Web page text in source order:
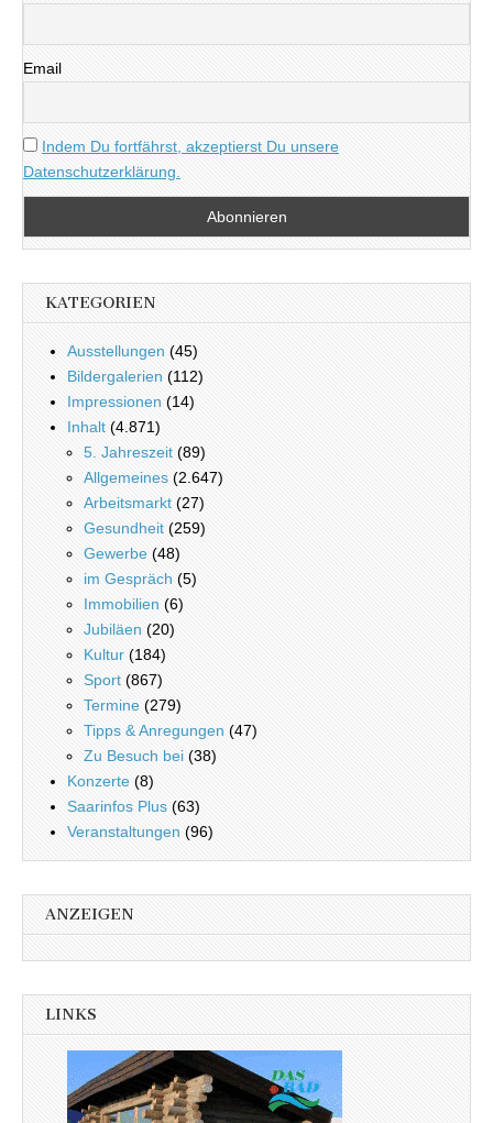
Email
Indem Du fortfährst, akzeptierst Du unsere
Datenschutzerklärung.
KATEGORIEN
Ausstellungen (45)
Bildergalerien (112)
Impressionen (14)
Inhalt (4.871)
5. Jahreszeit (89)
Allgemeines (2.647)
Arbeitsmarkt (27)
Gesundheit (259)
Gewerbe (48)
im Gespräch (5)
Immobilien (6)
Jubiläen (20)
Kultur (184)
Sport (867)
Termine (279)
Tipps & Anregungen (47)
Zu Besuch bei (38)
Konzerte (8)
Saarinfos Plus (63)
Veranstaltungen (96)
ANZEIGEN
LINKS